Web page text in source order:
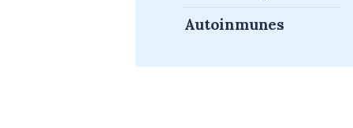
Autoinmunes